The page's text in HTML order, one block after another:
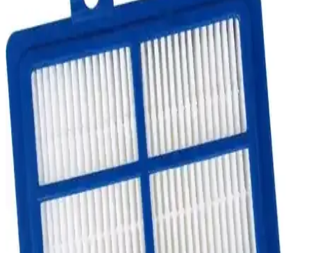
Philips Powerpro City FC9331/07 Orijinal Filtre Seti
Temizlik Performansını Artırır
Philips Powerpro City FC9331/07 orijinal filtre seti, yüksek çekiş
gücü ve hijyen sağlayarak temizlik performansını artırır. Düzenli
bakım ve doğru montajla uzun ömürlü kullanım sağlar.
Philips Power Pro HEPA Filtre Seti: Uyumlu
Modeller ve Temizlik Performansı
Philips Power Pro HEPA Filtre Seti, yüksek filtrasyon kapasitesi ve
uyumluluğu ile ev temizliğinde hijyen sağlar, toz ve alerjenleri etkili
şekilde tutar.
Philips Marathon Ultimate Orijinal Çelik Süpürge
Borusu Fc 9919 Detaylı İnceleme ve Kullanıcı
Yorumları